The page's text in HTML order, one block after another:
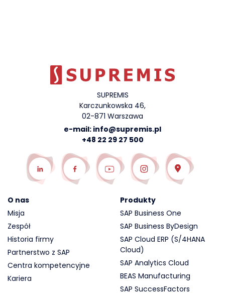
SUPREMIS
Karczunkowska 46,
02-871 Warszawa
e-mail: info@supremis.pl
+48 22 29 27 500
O nas
Misja
Zespół
Historia firmy
Partnerstwo z SAP
Centra kompetencyjne
Kariera
Produkty
SAP Business One
SAP Business ByDesign
SAP Cloud ERP (S/4HANA
Cloud)
SAP Analytics Cloud
BEAS Manufacturing
SAP SuccessFactors